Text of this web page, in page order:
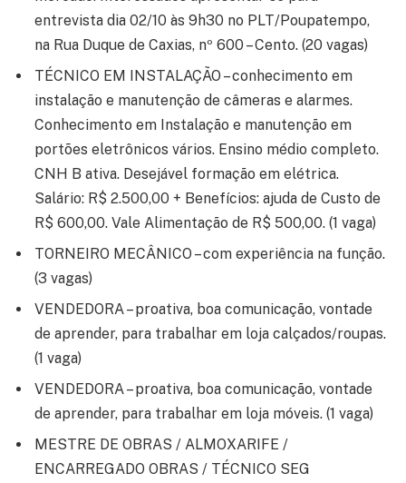
entrevista dia 02/10 às 9h30 no PLT/Poupatempo,
na Rua Duque de Caxias, nº 600 – Cento. (20 vagas)
TÉCNICO EM INSTALAÇÃO – conhecimento em
instalação e manutenção de câmeras e alarmes.
Conhecimento em Instalação e manutenção em
portões eletrônicos vários. Ensino médio completo.
CNH B ativa. Desejável formação em elétrica.
Salário: R$ 2.500,00 + Benefícios: ajuda de Custo de
R$ 600,00. Vale Alimentação de R$ 500,00. (1 vaga)
TORNEIRO MECÂNICO – com experiência na função.
(3 vagas)
VENDEDORA – proativa, boa comunicação, vontade
de aprender, para trabalhar em loja calçados/roupas.
(1 vaga)
VENDEDORA – proativa, boa comunicação, vontade
de aprender, para trabalhar em loja móveis. (1 vaga)
MESTRE DE OBRAS / ALMOXARIFE /
ENCARREGADO OBRAS / TÉCNICO SEG